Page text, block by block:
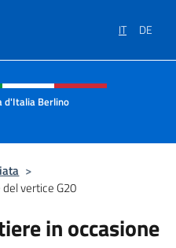
IT DE
e menù
d'Italia Berlino
>
vertice G20
in occasione